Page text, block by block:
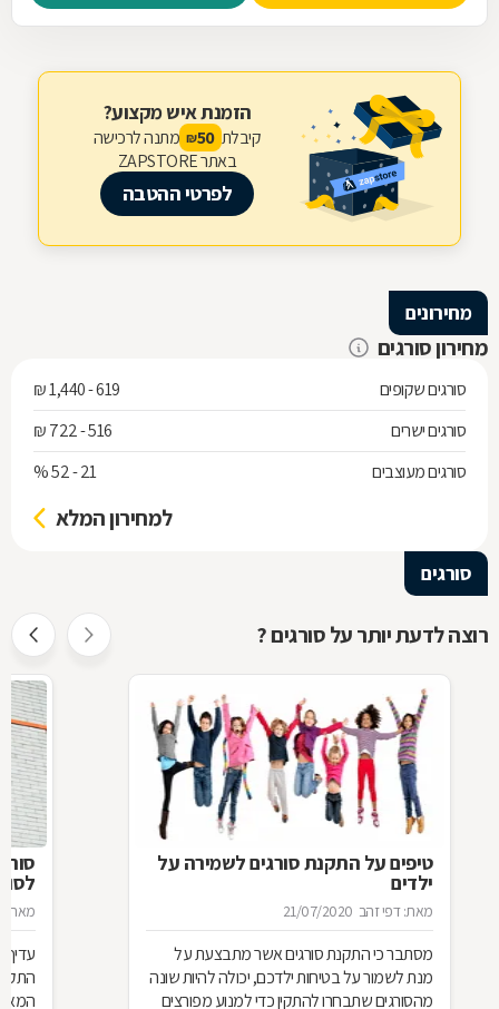
הזמנת איש מקצוע?
קיבלת 50
₪ מתנה לרכישה
באתר ZAPSTORE
לפרטי ההטבה
מחירונים
מחירון סורגים
סורגים שקופים
619 - 1,440 ₪
סורגים ישרים
516 - 722 ₪
סורגים מעוצבים
21 - 52 %
למחירון המלא
סורגים
רוצה לדעת יותר על סורגים ?
טיפים על התקנת סורגים לשמירה על
ילדים
מאת: דפי זהב 21/07/2020
מסתבר כי התקנת סורגים אשר מתבצעת על
מנת לשמור על בטיחות ילדכם, יכולה להיות שונה
מהסורגים שתבחרו להתקין כדי למנוע מפורצים
מאת: